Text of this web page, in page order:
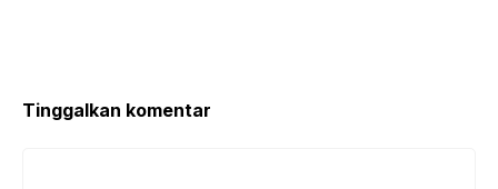
Tinggalkan komentar